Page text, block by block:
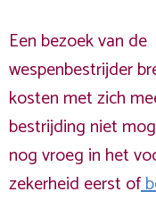
Een bezoek van de
wespenbestrijder
kosten met zich
bestrijding niet
nog vroeg in het
zekerheid eerst of